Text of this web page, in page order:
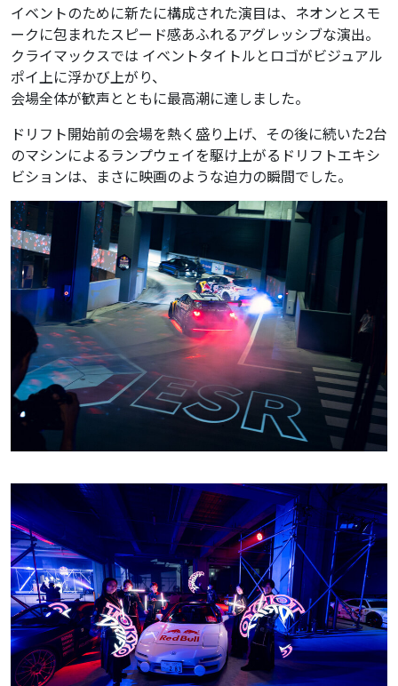
イベントのために新たに構成された演目は、ネオンとスモ
ークに包まれたスピード感あふれるアグレッシブな演出。
クライマックスでは イベントタイトルとロゴがビジュアル
ポイ上に浮かび上がり、
会場全体が歓声とともに最高潮に達しました。
ドリフト開始前の会場を熱く盛り上げ、その後に続いた2台
のマシンによるランプウェイを駆け上がるドリフトエキシ
ビションは、まさに映画のような迫力の瞬間でした。